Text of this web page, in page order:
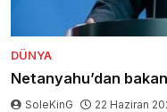
DÜNYA
Netanyahu’dan
SoleKinG 22 Haziran